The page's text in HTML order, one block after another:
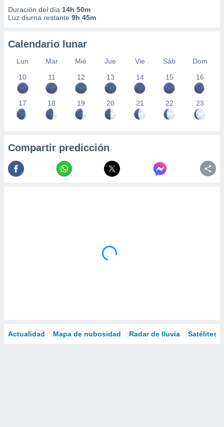
Duración del día 14h 50m
Luz diurna restante 9h 45m
Calendario lunar
Lun Mar Mié Jue Vie Sáb
Dom
10
11 12 13 14 15 16
17 18 19 20 21 22 23
Compartir predicción
Actualidad Mapa de nubosidad Radar de lluvia Satélites